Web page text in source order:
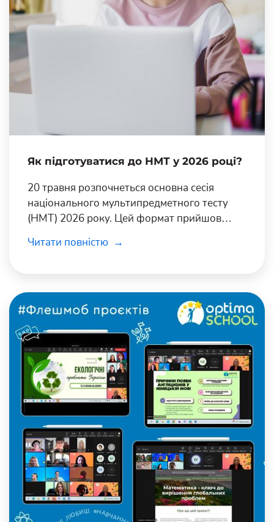
Як підготуватися до НМТ у 2026 році?
20 травня розпочнеться основна сесія
національного мультипредметного тесту
(НМТ) 2026 року. Цей формат прийшов
саме його найближчим часом складатимуть
Читати повністю